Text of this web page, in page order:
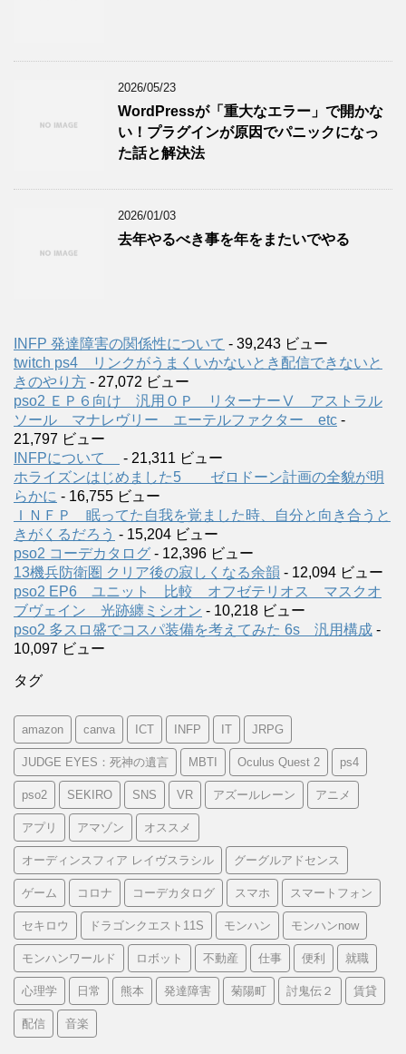
2026/05/23
WordPressが「重大なエラー」で開かな
い！プラグインが原因でパニックになっ
た話と解決法
2026/01/03
去年やるべき事を年をまたいでやる
INFP 発達障害の関係性について - 39,243 ビュー
twitch ps4 リンクがうまくいかないとき配信できないと
きのやり方 - 27,072 ビュー
pso2 ＥＰ６向け 汎用ＯＰ リターナーⅤ アストラル
ソール マナレヴリー エーテルファクター etc -
21,797 ビュー
INFPについて
- 21,311 ビュー
ホライズンはじめました5 ゼロドーン計画の全貌が明
らかに - 16,755 ビュー
ＩＮＦＰ 眠ってた自我を覚ました時、自分と向き合うと
きがくるだろう - 15,204 ビュー
pso2 コーデカタログ - 12,396 ビュー
13機兵防衛圏 クリア後の寂しくなる余韻 - 12,094 ビュー
pso2 EP6 ユニット 比較 オフゼテリオス マスクオ
ブヴェイン 光跡纏ミシオン - 10,218 ビュー
pso2 多スロ盛でコスパ装備を考えてみた 6s 汎用構成 -
10,097 ビュー
タグ
amazon canva ICT INFP IT JRPG
JUDGE EYES：死神の遺言 MBTI Oculus Quest 2 ps4
pso2 SEKIRO SNS VR アズールレーン アニメ
アプリ アマゾン オススメ
オーディンスフィア レイヴスラシル グーグルアドセンス
ゲーム コロナ コーデカタログ スマホ スマートフォン
セキロウ ドラゴンクエスト11S モンハン モンハンnow
モンハンワールド ロボット 不動産 仕事 便利 就職
心理学 日常 熊本 発達障害 菊陽町 討鬼伝２ 賃貸
配信 音楽